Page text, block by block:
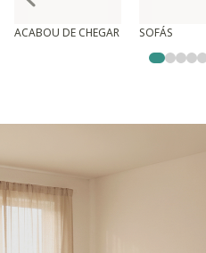
ACABOU DE CHEGAR SOFÁS